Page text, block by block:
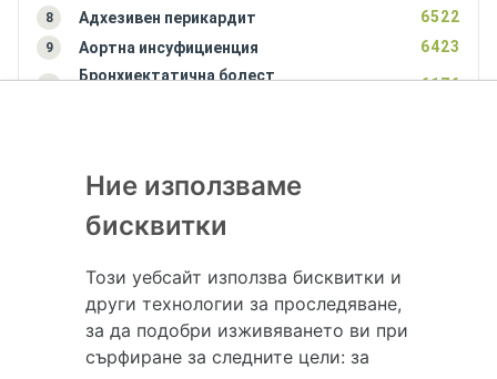
8 Адхезивен перикардит 6522
9 Аортна инсуфициенция 6423
10
Бронхиектатична болест
6176
Hapche.bg НЕ е медицински, зравен или сроден специалист и НЕ дава
медицински консултации и здравни съвети. Hapche.bg НЕ се явява
медицинска услуга и НЕ осигурява диагноза и лечение. Hapche.bg НЕ
препоръчва медицински и други здравни и сродни специалисти и
Ние използваме
бисквитки
Този уебсайт използва бисквитки и
други технологии за проследяване,
за да подобри изживяването ви при
сърфиране за следните цели: за